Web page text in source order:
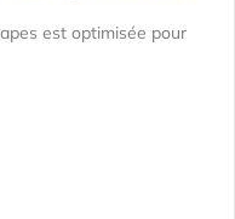
est optimisée pour